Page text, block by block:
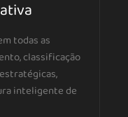
todas as
classificação
inteligente de